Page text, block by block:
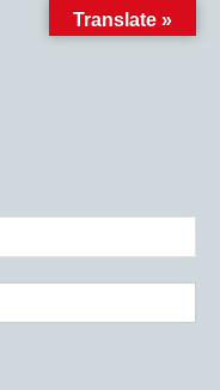
Translate »